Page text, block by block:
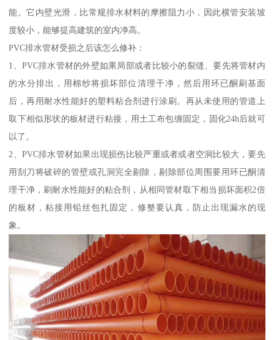
能。它内壁光滑，比常规排水材料的摩擦阻力小，因此横管安装坡
度较小，能够提高建筑的室内净高。
PVC排水管材受损之后该怎么修补：
1、PVC排水管材的外壁如果局部或者比较小的裂缝、要先将管材内
的水分排出，用棉纱将损坏部位清理干净，然后用环已酮刷基面
后，再用耐水性能好的塑料粘合剂进行涂刷。再从未使用的管道上
取下相似形状的板材进行粘接，用土工布包缠固定，固化24h后就可
以了。
2、PVC排水管材如果出现损伤比较严重或者或者空洞比较大，要先
用刮刀将破碎的管壁或孔洞完全剔除，剔除部位周围要用环已酮清
理干净，刷耐水性能好的粘合剂，从相同管材取下相当损坏面积2倍
的板材，粘接用铅丝包扎固定，修整要认真，防止出现漏水的现
象。